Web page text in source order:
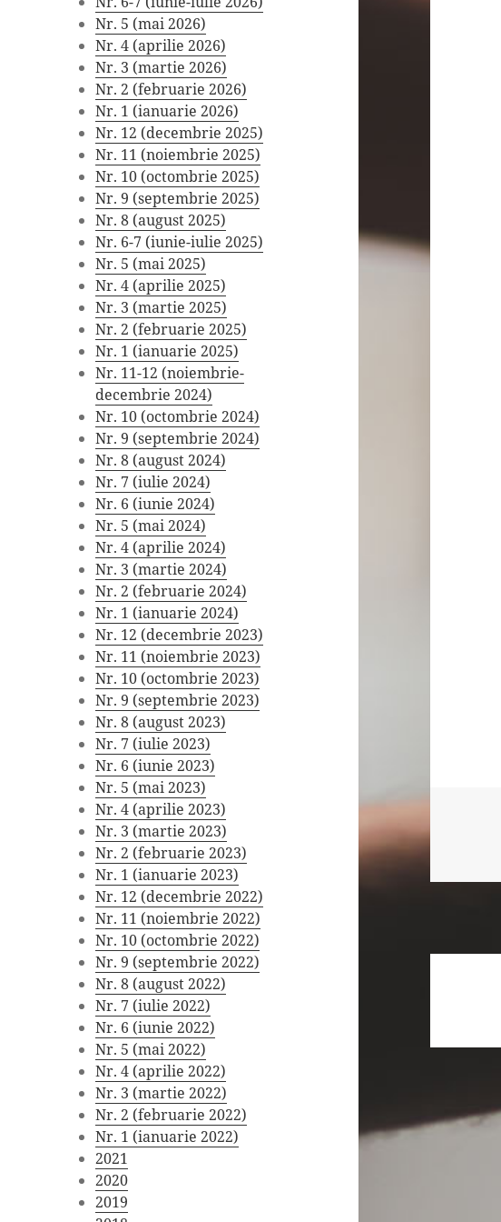
Nr. 5 (mai 2026)
Nr. 4 (aprilie 2026)
Nr. 3 (martie 2026)
Nr. 2 (februarie 2026)
Nr. 1 (ianuarie 2026)
Nr. 12 (decembrie 2025)
Nr. 11 (noiembrie 2025)
Nr. 10 (octombrie 2025)
Nr. 9 (septembrie 2025)
Nr. 8 (august 2025)
Nr. 6-7 (iunie-iulie 2025)
Nr. 5 (mai 2025)
Nr. 4 (aprilie 2025)
Nr. 3 (martie 2025)
Nr. 2 (februarie 2025)
Nr. 1 (ianuarie 2025)
Nr. 11-12 (noiembrie-
decembrie 2024)
Nr. 10 (octombrie 2024)
Nr. 9 (septembrie 2024)
Nr. 8 (august 2024)
Nr. 7 (iulie 2024)
Nr. 6 (iunie 2024)
Nr. 5 (mai 2024)
Nr. 4 (aprilie 2024)
Nr. 3 (martie 2024)
Nr. 2 (februarie 2024)
Nr. 1 (ianuarie 2024)
Nr. 12 (decembrie 2023)
Nr. 11 (noiembrie 2023)
Nr. 10 (octombrie 2023)
Nr. 9 (septembrie 2023)
Nr. 8 (august 2023)
Nr. 7 (iulie 2023)
Nr. 6 (iunie 2023)
Nr. 5 (mai 2023)
Nr. 4 (aprilie 2023)
Nr. 3 (martie 2023)
Nr. 2 (februarie 2023)
Nr. 1 (ianuarie 2023)
Nr. 12 (decembrie 2022)
Nr. 11 (noiembrie 2022)
Nr. 10 (octombrie 2022)
Nr. 9 (septembrie 2022)
Nr. 8 (august 2022)
Nr. 7 (iulie 2022)
Nr. 6 (iunie 2022)
Nr. 5 (mai 2022)
Nr. 4 (aprilie 2022)
Nr. 3 (martie 2022)
Nr. 2 (februarie 2022)
Nr. 1 (ianuarie 2022)
2021
2020
2019